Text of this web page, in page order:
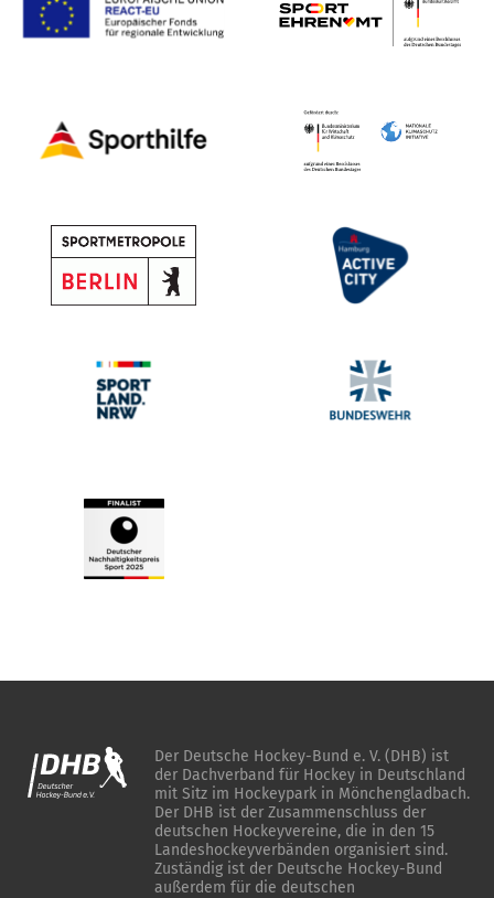
Der Deutsche Hockey-Bund e. V. (DHB) ist
der Dachverband für Hockey in Deutschland
mit Sitz im Hockeypark in Mönchengladbach.
Der DHB ist der Zusammenschluss der
deutschen Hockeyvereine, die in den 15
Landeshockeyverbänden organisiert sind.
Zuständig ist der Deutsche Hockey-Bund
außerdem für die deutschen